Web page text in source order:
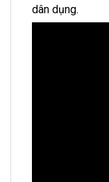
dân dụng.